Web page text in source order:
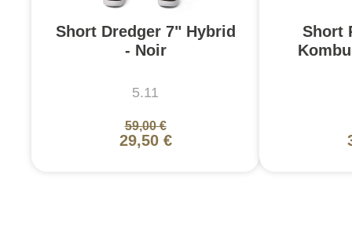
Short Dredger 7" Hybrid
- Noir
5.11
59,00 €
29,50 €
Short